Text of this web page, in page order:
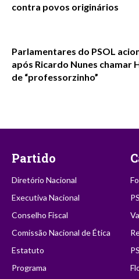
contra povos originários
Parlamentares do PSOL
após Ricardo Nunes chamar
de “professorzinho”
Partido
Diretório Nacional
Executiva Nacional
Conselho Fiscal
Comissão Nacional de Ética
Estatuto
Programa